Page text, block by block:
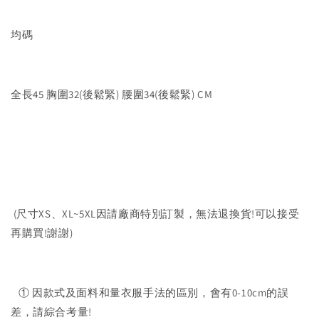
均碼
全長45 胸圍32(後鬆緊) 腰圍34(後鬆緊) CM
(尺寸XS、XL~5XL因請廠商特別訂製，無法退換貨!可以接受
再購買!謝謝)
① 因款式及面料和量衣服手法的區別，會有0-10cm的誤
差，請綜合考量!